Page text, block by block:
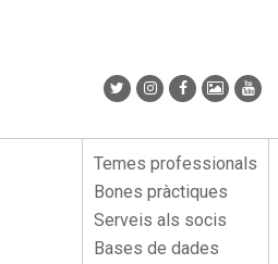
Menu
lateral
Temes professionals
Bones pràctiques
Serveis als socis
Bases de dades